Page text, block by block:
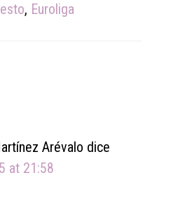
, Euroliga
Arévalo dice
at 21:58